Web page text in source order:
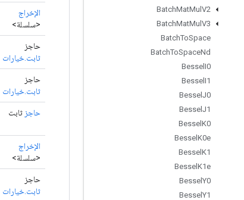
BatchMatMul V2
BatchMatMul V3
BatchToSpace
BatchToSpaceNd
Bessel I0
Bessel I1
Bessel J0
Bessel J1
Bessel K0
Bessel K0e
Bessel K1
Bessel K1e
Bessel Y0
Bessel Y1
الإخراج
<سلسلة>
حاجز
ثابت.خيارات
حاجز
ثابت.خيارات
حاجز ثابت
الإخراج
<سلسلة>
حاجز
ثابت.خيارات